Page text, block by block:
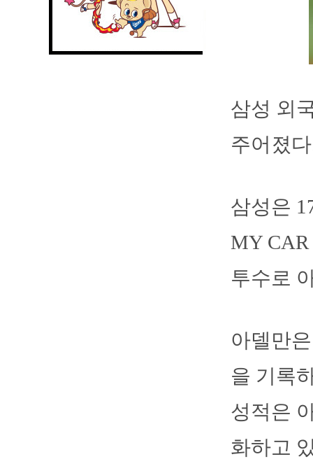
삼성 외
주어졌
삼성은
MY
투수로
아델만
을 기록
성적은
화하고